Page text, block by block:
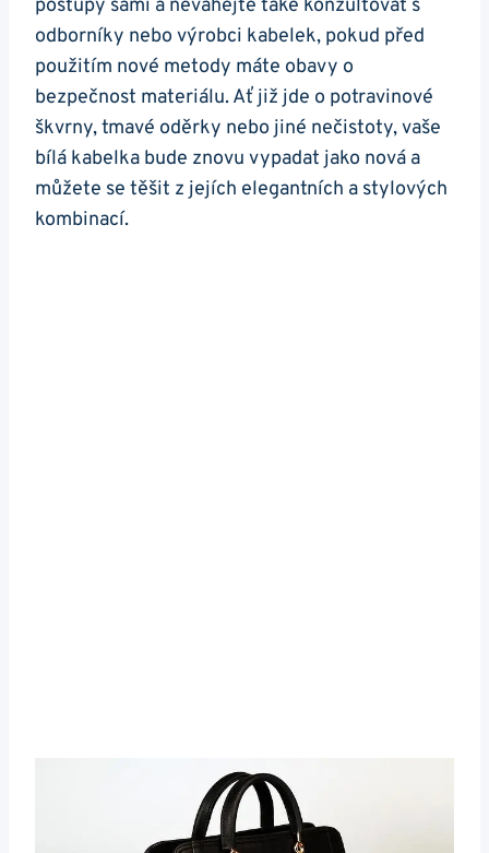
postupy sami a neváhejte také konzultovat s‍
odborníky nebo výrobci kabelek, pokud před‍
použitím nové metody máte ⁢obavy o
bezpečnost materiálu. Ať‌ již ⁣jde o potravinové
škvrny, ‍tmavé oděrky ​nebo jiné nečistoty, ​vaše
‌bílá kabelka bude znovu vypadat​ jako nová a​
můžete se⁣ těšit z jejích elegantních a stylových
kombinací.